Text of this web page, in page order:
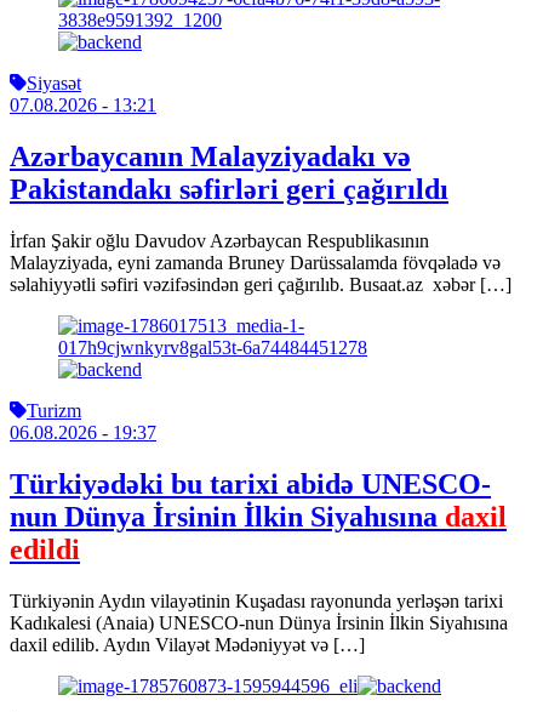
Siyasət
07.08.2026 - 13:21
Azərbaycanın Malayziyadakı və
Pakistandakı səfirləri geri çağırıldı
İrfan Şakir oğlu Davudov Azərbaycan Respublikasının
Malayziyada, eyni zamanda Bruney Darüssalamda fövqəladə və
səlahiyyətli səfiri vəzifəsindən geri çağırılıb. Busaat.az xəbər […]
Turizm
06.08.2026 - 19:37
Türkiyədəki bu tarixi abidə UNESCO-
nun Dünya İrsinin İlkin Siyahısına daxil
edildi
Türkiyənin Aydın vilayətinin Kuşadası rayonunda yerləşən tarixi
Kadıkalesi (Anaia) UNESCO-nun Dünya İrsinin İlkin Siyahısına
daxil edilib. Aydın Vilayət Mədəniyyət və […]